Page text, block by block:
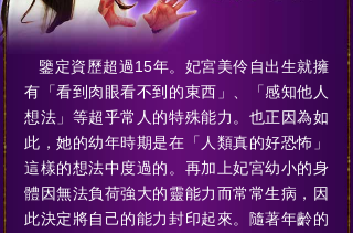
鑒定資歷超過15年。妃宮美伶自出生就擁
有「看到肉眼看不到的東西」、「感知他人
想法」等超乎常人的特殊能力。也正因為如
此，她的幼年時期是在「人類真的好恐怖」
這樣的想法中度過的。再加上妃宮幼小的身
體因無法負荷強大的靈能力而常常生病，因
此決定將自己的能力封印起來。隨著年齡的